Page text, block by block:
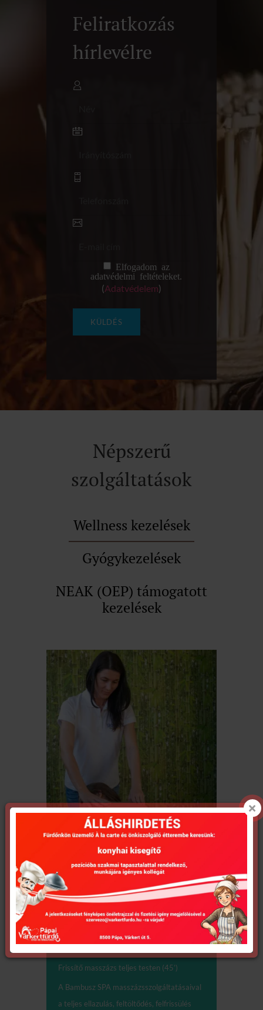
Feliratkozás
hírlevélre
Elfogadom az
adatvédelmi feltételeket.
(Adatvédelem)
Népszerű
szolgáltatások
Wellness kezelések
Gyógykezelések
NEAK (OEP) támogatott
kezelések
Masszázsok,
testkezelések
Frissítő masszázs teljes testen (45’)
A Bambusz SPA masszázsszolgáltatásaival
a teljes ellazulás, feltöltődés, felfrissülés